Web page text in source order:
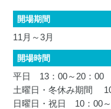
岩手県勤
019-645-
開場期間
11月～3月
開場時間
平日 13：00～20：00
土曜日・冬休み期間
日曜日・祝日 10：00